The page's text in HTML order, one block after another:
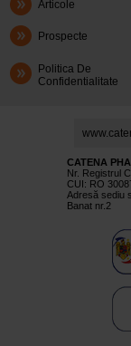
Articole
Prospecte
Politica De
Confidentialitate
CATENA
Nr. Registrul
CUI: RO
Adresă sediu
Banat nr.2